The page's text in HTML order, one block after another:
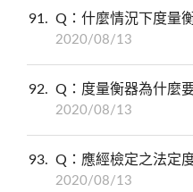
91 Q：什麼情況下度量
2020/08/13
92 Q：度量衡器為什麼
2020/08/13
93 Q：應經檢定之法定
2020/08/13